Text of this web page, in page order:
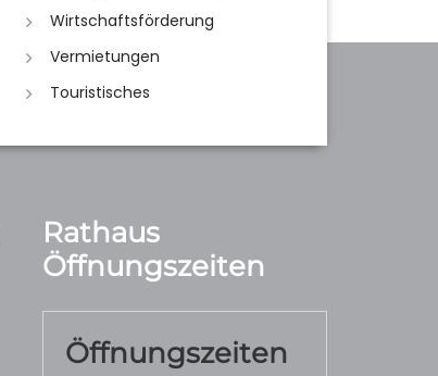
Wirtschaftsförderung
Vermietungen
Touristisches
Rathaus
Öffnungszeiten
Öffnungszeiten